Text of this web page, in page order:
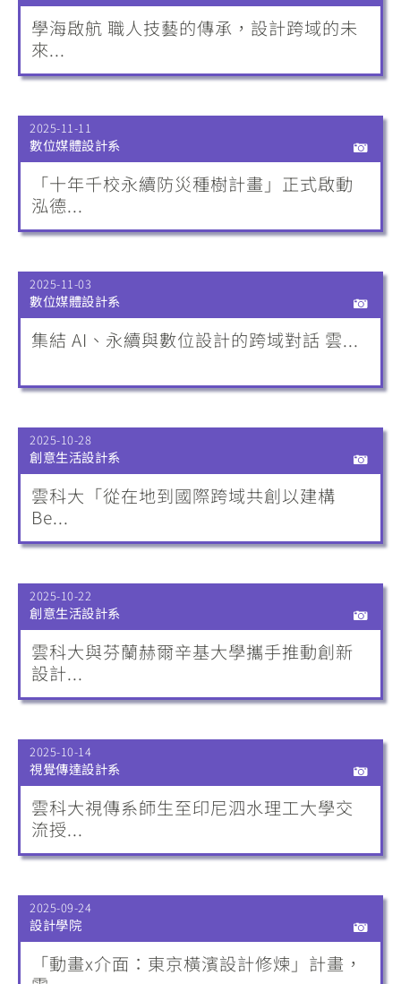
學海啟航 職人技藝的傳承，設計跨域的未
來...
2025-11-11
數位媒體設計系
「十年千校永續防災種樹計畫」正式啟動
泓德...
2025-11-03
數位媒體設計系
集結 AI、永續與數位設計的跨域對話 雲...
2025-10-28
創意生活設計系
雲科大「從在地到國際跨域共創以建構
Be...
2025-10-22
創意生活設計系
雲科大與芬蘭赫爾辛基大學攜手推動創新
設計...
2025-10-14
視覺傳達設計系
雲科大視傳系師生至印尼泗水理工大學交
流授...
2025-09-24
設計學院
「動畫x介面：東京橫濱設計修煉」計畫，